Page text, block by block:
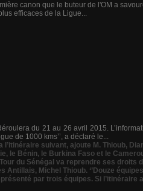
canon que le buteur de l'OM a
efficaces de la Ligue...
du 21 au 26 avril 2015.
de 1000 kms’’, a déclaré le...
l’itinéraire suivant, ajoute M. Thioub,
, le Bénin, le Burkina Faso et le
Tour du Sénégal va reprendre ses droits
Antillais, Michel Thioub. ‘’Douze
par trois équipes. Si l’itinéraire